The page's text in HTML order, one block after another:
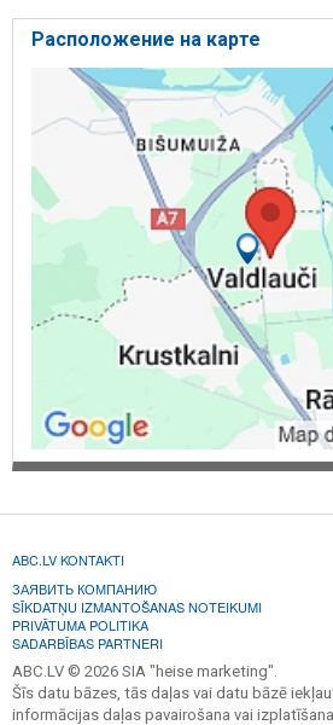
Расположение на карте
ABC.LV KONTAKTI
ЗАЯВИТЬ КОМПАНИЮ
SĪKDATŅU IZMANTOŠANAS NOTEIKUMI
PRIVĀTUMA POLITIKA
SADARBĪBAS PARTNERI
ABC.LV © 2026 SIA "heise marketing".
Šīs datu bāzes, tās daļas vai datu bāzē
informācijas daļas pavairošana vai